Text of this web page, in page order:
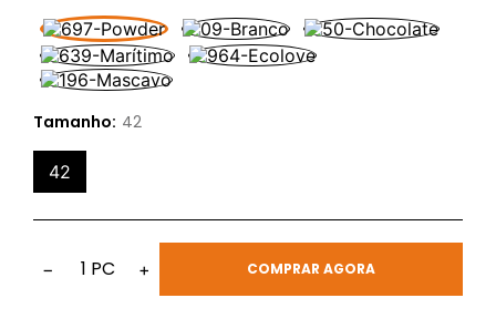
Tamanho: 42
42
− 1 PC + COMPRAR AGORA